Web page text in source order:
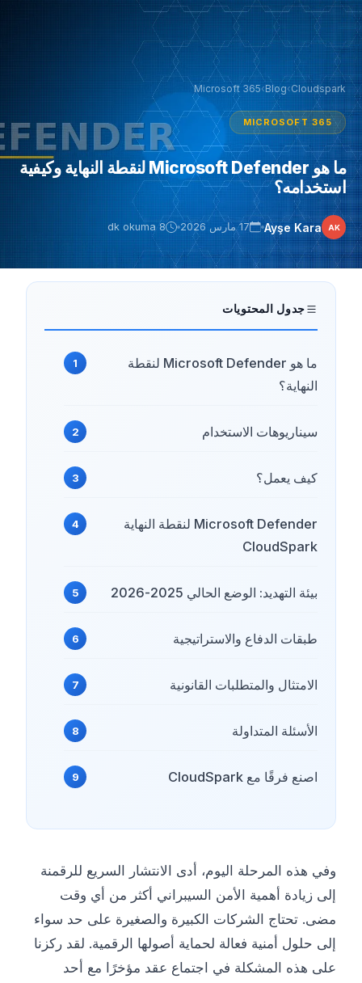
Cloudspark
›
Blog
›
Microsoft 365
MICROSOFT 365
ما هو Microsoft Defender لنقطة النهاية وكيفية
استخدامه؟
AK
Ayşe Kara 17 مارس 2026 8 dk okuma
جدول المحتويات
ما هو Microsoft Defender لنقطة
النهاية؟
سيناريوهات الاستخدام
كيف يعمل؟
Microsoft Defender لنقطة النهاية
CloudSpark
بيئة التهديد: الوضع الحالي 2025-2026
طبقات الدفاع والاستراتيجية
الامتثال والمتطلبات القانونية
الأسئلة المتداولة
اصنع فرقًا مع CloudSpark
وفي هذه المرحلة اليوم، أدى الانتشار السريع للرقمنة
إلى زيادة أهمية الأمن السيبراني أكثر من أي وقت
مضى. تحتاج الشركات الكبيرة والصغيرة على حد سواء
إلى حلول أمنية فعالة لحماية أصولها الرقمية. لقد ركزنا
على هذه المشكلة في اجتماع عقد مؤخرًا مع أحد